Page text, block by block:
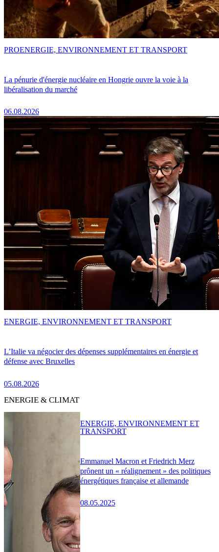
La pénurie d'énergie nucléaire en Hongrie ouvre la voie à la
libéralisation du marché
06.08.2026
PROENERGIE, ENVIRONNEMENT ET TRANSPORT
L’Italie va négocier des dépenses supplémentaires en énergie et
défense avec Bruxelles
05.08.2026
ENERGIE, ENVIRONNEMENT ET TRANSPORT
ENERGIE & CLIMAT
Emmanuel Macron et Friedrich Merz
prônent un « réalignement » des politiques
énergétiques française et allemande
08.05.2025
ENERGIE, ENVIRONNEMENT ET
TRANSPORT